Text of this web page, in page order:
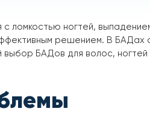
ломкостью ногтей,
решением. В
БАДов для волос,